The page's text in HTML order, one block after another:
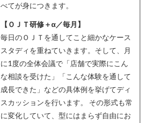
べてが身につきます。
【ＯＪＴ研修＋α／毎月】
毎日のＯＪＴを通してこと細かなケース
スタディを重ねていきます。そして、月
に1度の全体会議で「店舗で実際にこん
な相談を受けた」「こんな体験を通して
成長できた」などの具体例を挙げてディ
スカッションを行います。 その形式も常
に変化していて、型にはまらず自由にお